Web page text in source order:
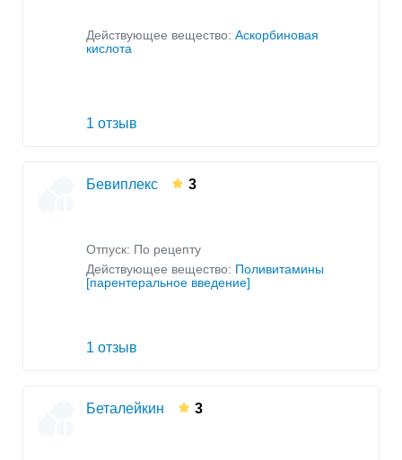
Действующее вещество: Аскорбиновая
кислота
1 отзыв
Бевиплекс 3
Отпуск: По рецепту
Действующее вещество: Поливитамины
[парентеральное введение]
1 отзыв
Беталейкин 3